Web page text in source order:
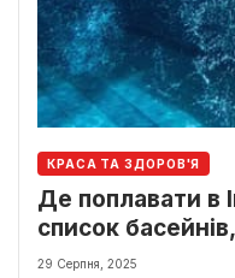
КРАСА ТА ЗДОРОВ'Я
Де поплавати в
список басейнів,
29 Серпня, 2025